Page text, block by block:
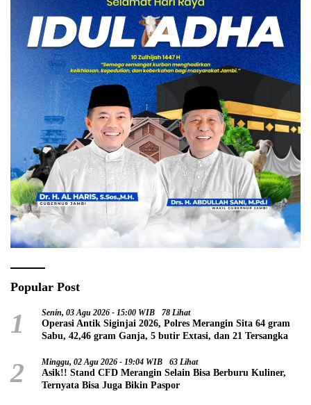
Popular Post
1 Senin, 03 Agu 2026 - 15:00 WIB 78 Lihat
Operasi Antik Siginjai 2026, Polres Merangin Sita 64 gram
Sabu, 42,46 gram Ganja, 5 butir Extasi, dan 21 Tersangka
2 Minggu, 02 Agu 2026 - 19:04 WIB 63 Lihat
Asik!! Stand CFD Merangin Selain Bisa Berburu Kuliner,
Ternyata Bisa Juga Bikin Paspor